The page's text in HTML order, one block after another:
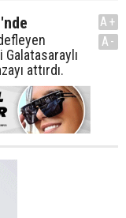
attırdı.
A+
A-